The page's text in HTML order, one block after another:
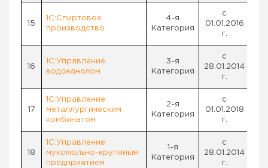
15
1С:Спиртовое
производство
4-я
Категория
с
01.01.2016
г.
16
1С:Управление
водоканалом
3-я
Категория
с
28.01.2014
г.
17
1С:Управление
металлургическим
комбинатом
2-я
Категория
с
01.01.2018
г.
18
1С:Управление
мукомольно-крупяным
предприятием
1-я
Категория
с
28.01.2014
г.